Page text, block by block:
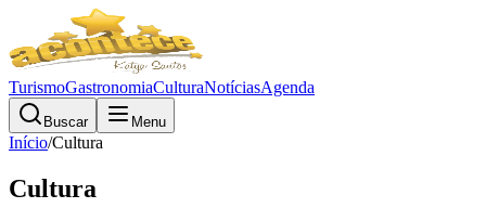
TurismoGastronomiaCulturaNotíciasAgenda
Buscar Menu
Início/Cultura
Cultura